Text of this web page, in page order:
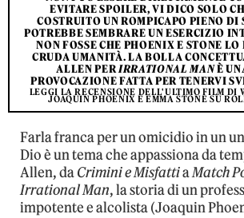
EVITARE SPOILER, VI DICO SOLO
COSTRUITO UN ROMPICAPO PIENO DI
POTREBBE SEMBRARE UN ESERCIZIO
NON FOSSE CHE PHOENIX E STONE
CRUDA UMANITÀ. LA BOLLA
ALLEN PERIRRATIONAL MANÈ
PROVOCAZIONE FATTA PER TENERVI
LEGGI LA RECENSIONE DELL'ULTIMO FILM DI
JOAQUIN PHOENIX E EMMA STONE SU
Farla franca per un omicidio in un
Dio è un tema che appassiona da
Allen, daCrimini e MisfattiaMatch
Irrational Man, la storia di un
impotente e alcolista (Joaquin